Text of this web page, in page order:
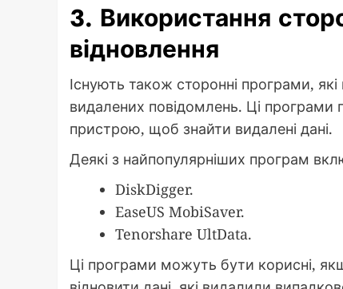
3. Використання
відновлення
Існують також сторонні програми,
видалених повідомлень. Ці
пристрою, щоб знайти видалені дані.
Деякі з найпопулярніших програм
DiskDigger.
EaseUS MobiSaver.
Tenorshare UltData.
Ці програми можуть бути корисні,